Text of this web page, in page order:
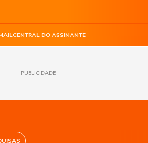
CENTRAL DO ASSINANTE
PUBLICIDADE